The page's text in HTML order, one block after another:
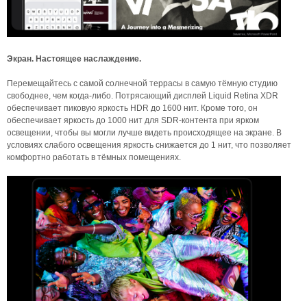
Экран. Настоящее наслаждение.
Перемещайтесь с самой солнечной террасы в самую тёмную студию
свободнее, чем когда-либо. Потрясающий дисплей Liquid Retina XDR
обеспечивает пиковую яркость HDR до 1600 нит. Кроме того, он
обеспечивает яркость до 1000 нит для SDR-контента при ярком
освещении, чтобы вы могли лучше видеть происходящее на экране. В
условиях слабого освещения яркость снижается до 1 нит, что позволяет
комфортно работать в тёмных помещениях.